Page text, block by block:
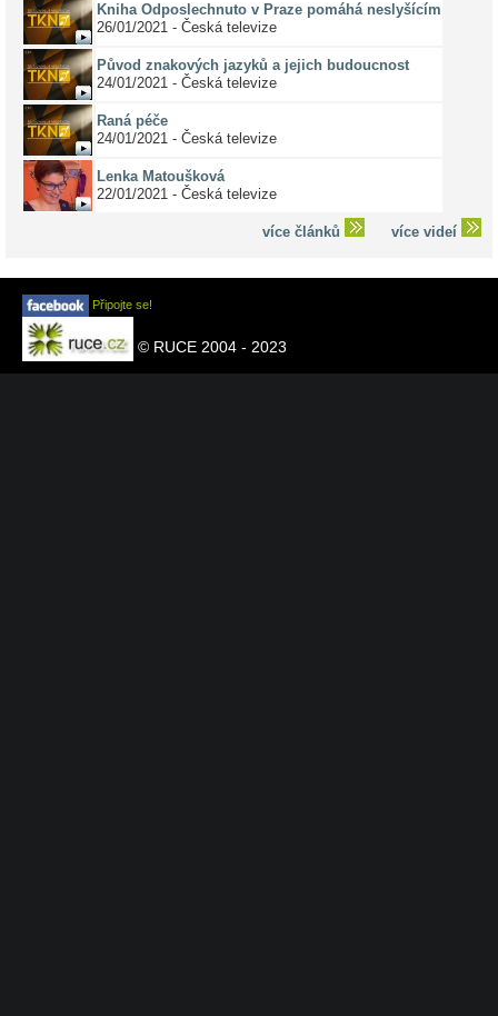
Kniha Odposlechnuto v Praze pomáhá neslyšícím
26/01/2021 - Česká televize
Původ znakových jazyků a jejich budoucnost
24/01/2021 - Česká televize
Raná péče
24/01/2021 - Česká televize
Lenka Matoušková
22/01/2021 - Česká televize
více článků více videí
Připojte se!
© RUCE 2004 - 2023